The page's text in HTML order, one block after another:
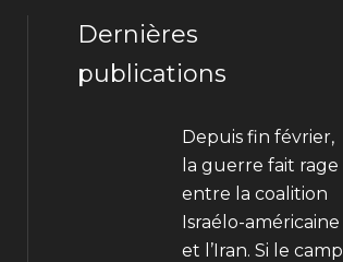
Dernières
publications
Depuis fin février,
la guerre fait rage
entre la coalition
Israélo-américaine
et l’Iran. Si le camp